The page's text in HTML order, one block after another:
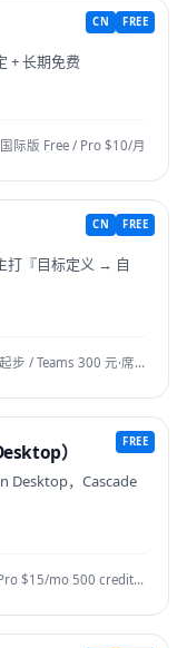
CN FREE
+ 长期免费
际版 Free / Pro $10/月
CN FREE
打『目标定义 → 自
社区版免费 / Pro 起步 / Teams 300 元·席·月
FREE
）
Desktop，Cascade
Free 25 credits / Pro $15/mo 500 credits / Team $30/seat